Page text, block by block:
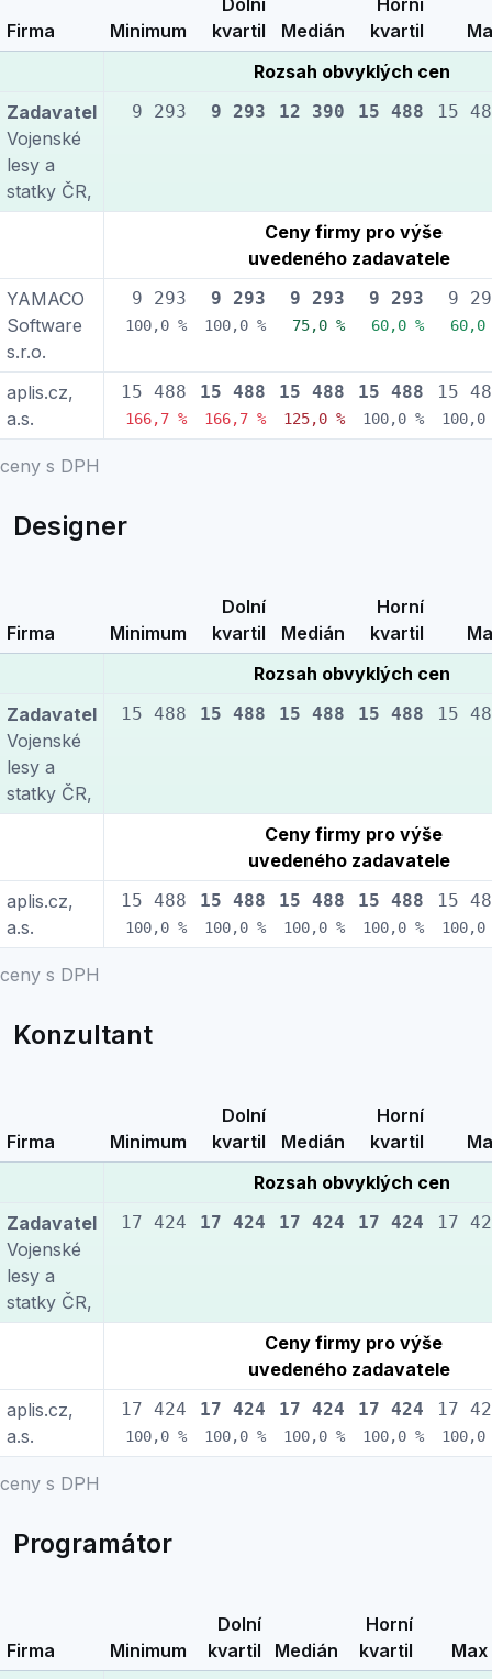
ceny s DPH
Firma Minimum
Dolní
kvartil
Medián
Horní
kvartil
Rozsah obvyklých cen
Zadavatel
Vojenské
lesy a
statky ČR,
9 293 9 293 12 390 15 488 15
Ceny firmy pro výše
uvedeného zadavatele
YAMACO
Software
s.r.o.
9 293
100,0 %
9 293
100,0 %
9 293
75,0 %
9 293
60,0 %
9
60,0
aplis.cz,
a.s.
15 488
166,7 %
15 488
166,7 %
15 488
125,0 %
15 488
100,0 %
15
100,0
Designer
ceny s DPH
Firma Minimum
Dolní
kvartil
Medián
Horní
kvartil
Rozsah obvyklých cen
Zadavatel
Vojenské
lesy a
statky ČR,
15 488 15 488 15 488 15 488 15
Ceny firmy pro výše
uvedeného zadavatele
aplis.cz,
a.s.
15 488
100,0 %
15 488
100,0 %
15 488
100,0 %
15 488
100,0 %
15
100,0
Konzultant
ceny s DPH
Firma Minimum
Dolní
kvartil
Medián
Horní
kvartil
Rozsah obvyklých cen
Zadavatel
Vojenské
lesy a
statky ČR,
17 424 17 424 17 424 17 424 17
Ceny firmy pro výše
uvedeného zadavatele
aplis.cz,
a.s.
17 424
100,0 %
17 424
100,0 %
17 424
100,0 %
17 424
100,0 %
17
100,0
Programátor
Firma Minimum
Dolní
kvartil
Medián
Horní
kvartil
Max